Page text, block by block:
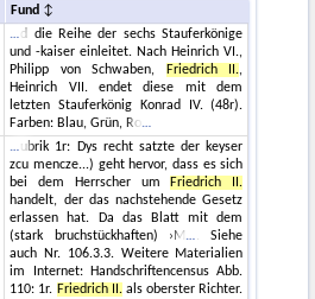
Fund
d die Reihe der sechs Stauferkönige
und -kaiser einleitet. Nach Heinrich VI.,
Philipp von Schwaben,
Friedrich II.,
Heinrich VII. endet diese mit dem
letzten Stauferkönig Konrad IV. (48r).
Farben: Blau, Grün, Ro
ubrik 1r: Dys recht satzte der keyser
zcu mencze...) geht hervor, dass es sich
bei dem Herrscher um Friedrich II.
handelt, der das nachstehende Gesetz
erlassen hat. Da das Blatt mit dem
(stark bruchstückhaften) ›M
. Siehe
auch Nr. 106.3.3. Weitere Materialien
im Internet: Handschriftencensus Abb.
110: 1r. Friedrich II.als oberster Richter.